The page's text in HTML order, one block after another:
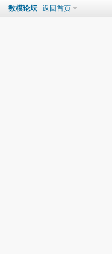
数模论坛 返回首页